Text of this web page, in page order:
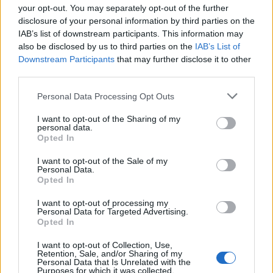
your opt-out. You may separately opt-out of the further
disclosure of your personal information by third parties on the
IAB’s list of downstream participants. This information may
also be disclosed by us to third parties on the IAB’s List of
Downstream Participants that may further disclose it to other
Personal Data Processing Opt Outs
I want to opt-out of the Sharing of my
personal data.
Opted In
I want to opt-out of the Sale of my
Personal Data.
Opted In
I want to opt-out of processing my
Personal Data for Targeted Advertising.
Opted In
I want to opt-out of Collection, Use,
Retention, Sale, and/or Sharing of my
Personal Data that Is Unrelated with the
Purposes for which it was collected.
A Skandináv lottó 24. heti nyerőszámai
Mutatjuk a nyerőszámokat.
Elvitték a főnyereményt a Skandináv lottón
Mutatjuk, mennyit ért.
1 2 3 4 5 6 7
FRISS HÍREK Több friss hír
mutatjuk az árlistát, leesik az állad, mennyibe
kerül az olasz luxus